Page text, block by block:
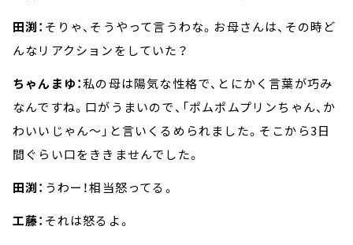
田渕： そりゃ、そうやって言うわな。お母さんは、その時ど
んなリアクションをしていた？
ちゃんまゆ：私の母は陽気な性格で、とにかく言葉が巧み
なんですね。口がうまいので、「ポムポムプリンちゃん、か
わいいじゃん～」と言いくるめられました。そこから3日
間ぐらい口をききませんでした。
田渕： うわー！相当怒ってる。
工藤： それは怒るよ。